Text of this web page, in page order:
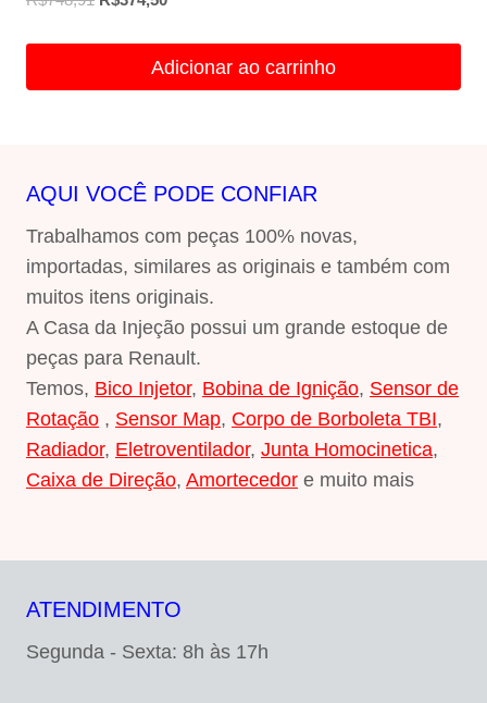
é:
Adicionar ao carrinho
AQUI VOCÊ PODE CONFIAR
Trabalhamos com peças 100% novas,
importadas, similares as originais e também com
muitos itens originais.
A Casa da Injeção possui um grande estoque de
peças para Renault.
Temos, Bico Injetor, Bobina de Ignição, Sensor de
Rotação , Sensor Map, Corpo de Borboleta TBI,
Radiador, Eletroventilador, Junta Homocinetica,
Caixa de Direção, Amortecedor e muito mais
ATENDIMENTO
Segunda - Sexta: 8h às 17h